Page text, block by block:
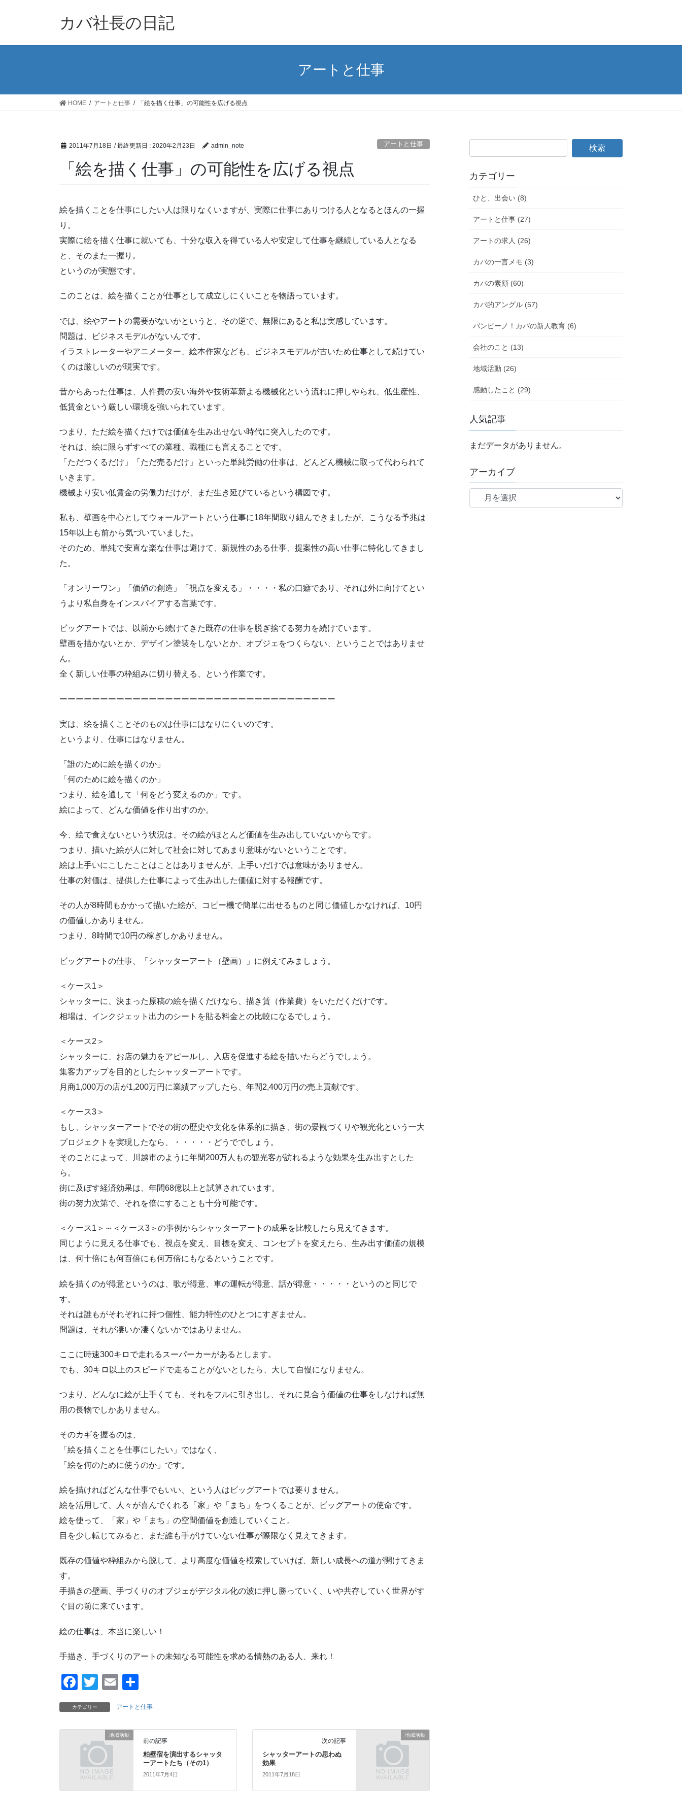
カバ社長の日記
アートと仕事
HOME アートと仕事 「絵を描く仕事」の可能性を広げる視点
2011年7月18日 / 最終更新日 : 2020年2月23日 admin_note アートと仕事
「絵を描く仕事」の可能性を広げる視点
絵を描くことを仕事にしたい人は限りなくいますが、実際に仕事にありつける人となるとほんの一握
り。
実際に絵を描く仕事に就いても、十分な収入を得ている人や安定して仕事を継続している人となる
と、そのまた一握り。
というのが実態です。
このことは、絵を描くことが仕事として成立しにくいことを物語っています。
では、絵やアートの需要がないかというと、その逆で、無限にあると私は実感しています。
問題は、ビジネスモデルがないんです。
イラストレーターやアニメーター、絵本作家なども、ビジネスモデルが古いため仕事として続けてい
くのは厳しいのが現実です。
昔からあった仕事は、人件費の安い海外や技術革新よる機械化という流れに押しやられ、低生産性、
低賃金という厳しい環境を強いられています。
つまり、ただ絵を描くだけでは価値を生み出せない時代に突入したのです。
それは、絵に限らずすべての業種、職種にも言えることです。
「ただつくるだけ」「ただ売るだけ」といった単純労働の仕事は、どんどん機械に取って代わられて
いきます。
機械より安い低賃金の労働力だけが、まだ生き延びているという構図です。
私も、壁画を中心としてウォールアートという仕事に18年間取り組んできましたが、こうなる予兆は
15年以上も前から気づいていました。
そのため、単純で安直な楽な仕事は避けて、新規性のある仕事、提案性の高い仕事に特化してきまし
た。
「オンリーワン」「価値の創造」「視点を変える」・・・・私の口癖であり、それは外に向けてとい
うより私自身をインスパイアする言葉です。
ビッグアートでは、以前から続けてきた既存の仕事を脱ぎ捨てる努力を続けています。
壁画を描かないとか、デザイン塗装をしないとか、オブジェをつくらない、ということではありませ
ん。
全く新しい仕事の枠組みに切り替える、という作業です。
ーーーーーーーーーーーーーーーーーーーーーーーーーーーーーーーーーー
実は、絵を描くことそのものは仕事にはなりにくいのです。
というより、仕事にはなりません。
「誰のために絵を描くのか」
「何のために絵を描くのか」
つまり、絵を通して「何をどう変えるのか」です。
絵によって、どんな価値を作り出すのか。
今、絵で食えないという状況は、その絵がほとんど価値を生み出していないからです。
つまり、描いた絵が人に対して社会に対してあまり意味がないということです。
絵は上手いにこしたことはことはありませんが、上手いだけでは意味がありません。
仕事の対価は、提供した仕事によって生み出した価値に対する報酬です。
その人が8時間もかかって描いた絵が、コピー機で簡単に出せるものと同じ価値しかなければ、10円
の価値しかありません。
つまり、8時間で10円の稼ぎしかありません。
ビッグアートの仕事、「シャッターアート（壁画）」に例えてみましょう。
＜ケース1＞
シャッターに、決まった原稿の絵を描くだけなら、描き賃（作業費）をいただくだけです。
相場は、インクジェット出力のシートを貼る料金との比較になるでしょう。
＜ケース2＞
シャッターに、お店の魅力をアピールし、入店を促進する絵を描いたらどうでしょう。
集客力アップを目的としたシャッターアートです。
月商1,000万の店が1,200万円に業績アップしたら、年間2,400万円の売上貢献です。
＜ケース3＞
もし、シャッターアートでその街の歴史や文化を体系的に描き、街の景観づくりや観光化という一大
プロジェクトを実現したなら、・・・・・どうででしょう。
そのことによって、川越市のように年間200万人もの観光客が訪れるような効果を生み出すとした
ら。
街に及ぼす経済効果は、年間68億以上と試算されています。
街の努力次第で、それを倍にすることも十分可能です。
＜ケース1＞～＜ケース3＞の事例からシャッターアートの成果を比較したら見えてきます。
同じように見える仕事でも、視点を変え、目標を変え、コンセプトを変えたら、生み出す価値の規模
は、何十倍にも何百倍にも何万倍にもなるということです。
絵を描くのが得意というのは、歌が得意、車の運転が得意、話が得意・・・・・というのと同じで
す。
それは誰もがそれぞれに持つ個性、能力特性のひとつにすぎません。
問題は、それが凄いか凄くないかではありません。
ここに時速300キロで走れるスーパーカーがあるとします。
でも、30キロ以上のスピードで走ることがないとしたら、大して自慢になりません。
つまり、どんなに絵が上手くても、それをフルに引き出し、それに見合う価値の仕事をしなければ無
用の長物でしかありません。
そのカギを握るのは、
「絵を描くことを仕事にしたい」ではなく、
「絵を何のために使うのか」です。
絵を描ければどんな仕事でもいい、という人はビッグアートでは要りません。
絵を活用して、人々が喜んでくれる「家」や「まち」をつくることが、ビッグアートの使命です。
絵を使って、「家」や「まち」の空間価値を創造していくこと。
目を少し転じてみると、まだ誰も手がけていない仕事が際限なく見えてきます。
既存の価値や枠組みから脱して、より高度な価値を模索していけば、新しい成長への道が開けてきま
す。
手描きの壁画、手づくりのオブジェがデジタル化の波に押し勝っていく、いや共存していく世界がす
ぐ目の前に来ています。
絵の仕事は、本当に楽しい！
手描き、手づくりのアートの未知なる可能性を求める情熱のある人、来れ！
F
a
c
e
b
o
o
k
T
wi
tt
er
E
ail
カテゴリー アートと仕事
地域活動
前の記事
粕壁宿を演出するシャッタ
ーアートたち（その1）
2011年7月4日
地域活動
次の記事
シャッターアートの思わぬ
効果
2011年7月18日
カテゴリー
ひと、出会い (8)
アートと仕事 (27)
アートの求人 (26)
カバの一言メモ (3)
カバの素顔 (60)
カバ的アングル (57)
バンビーノ！カバの新人教育 (6)
会社のこと (13)
地域活動 (26)
感動したこと (29)
人気記事
まだデータがありません。
アーカイブ
ア